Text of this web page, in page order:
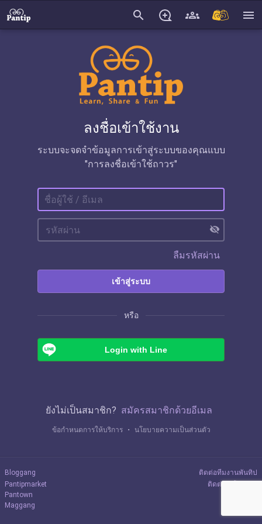
search menu
ลงชื่อเข้าใช้งาน
ระบบจะจดจำข้อมูลการเข้าสู่ระบบของคุณแบบ
"การลงชื่อเข้าใช้ถาวร"
visibility_off
ลืมรหัสผ่าน
เข้าสู่ระบบ
หรือ
Login with Line
ยังไม่เป็นสมาชิก? สมัครสมาชิกด้วยอีเมล
ข้อกำหนดการให้บริการ ・ นโยบายความเป็นส่วนตัว
Bloggang
Pantipmarket
Pantown
Maggang
ติดต่อทีมงานพันทิป
ติดต่อลงโฆษณา